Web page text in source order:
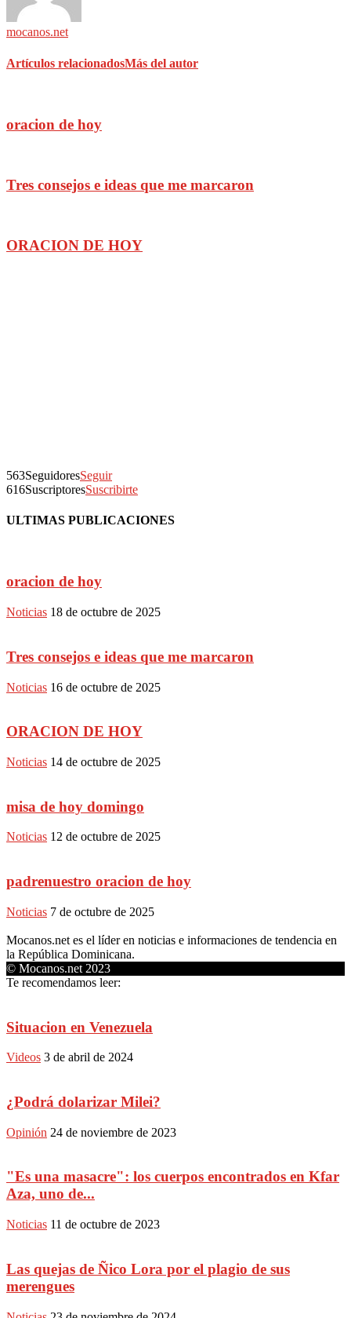
mocanos.net
Artículos relacionadosMás del autor
oracion de hoy
Tres consejos e ideas que me marcaron
ORACION DE HOY
563SeguidoresSeguir
616SuscriptoresSuscribirte
ULTIMAS PUBLICACIONES
oracion de hoy
Noticias 18 de octubre de 2025
Tres consejos e ideas que me marcaron
Noticias 16 de octubre de 2025
ORACION DE HOY
Noticias 14 de octubre de 2025
misa de hoy domingo
Noticias 12 de octubre de 2025
padrenuestro oracion de hoy
Noticias 7 de octubre de 2025
Mocanos.net es el líder en noticias e informaciones de tendencia en
la República Dominicana.
© Mocanos.net 2023
Te recomendamos leer:
Situacion en Venezuela
Videos 3 de abril de 2024
¿Podrá dolarizar Milei?
Opinión 24 de noviembre de 2023
"Es una masacre": los cuerpos encontrados en Kfar
Aza, uno de...
Noticias 11 de octubre de 2023
Las quejas de Ñico Lora por el plagio de sus
merengues